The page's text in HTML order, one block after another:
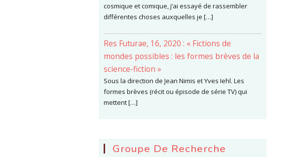
cosmique et comique, j’ai essayé de rassembler
différentes choses auxquelles je […]
Res Futurae, 16, 2020 : « Fictions de
mondes possibles : les formes brèves de la
science-fiction »
Sous la direction de Jean Nimis et Yves Iehl. Les
formes brèves (récit ou épisode de série TV) qui
mettent […]
Groupe De Recherche